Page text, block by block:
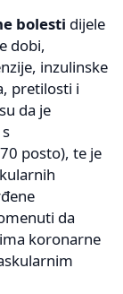
bolesti dijele
dobi,
inzulinske
pretilosti i
da je
posto), te je
da
koronarne